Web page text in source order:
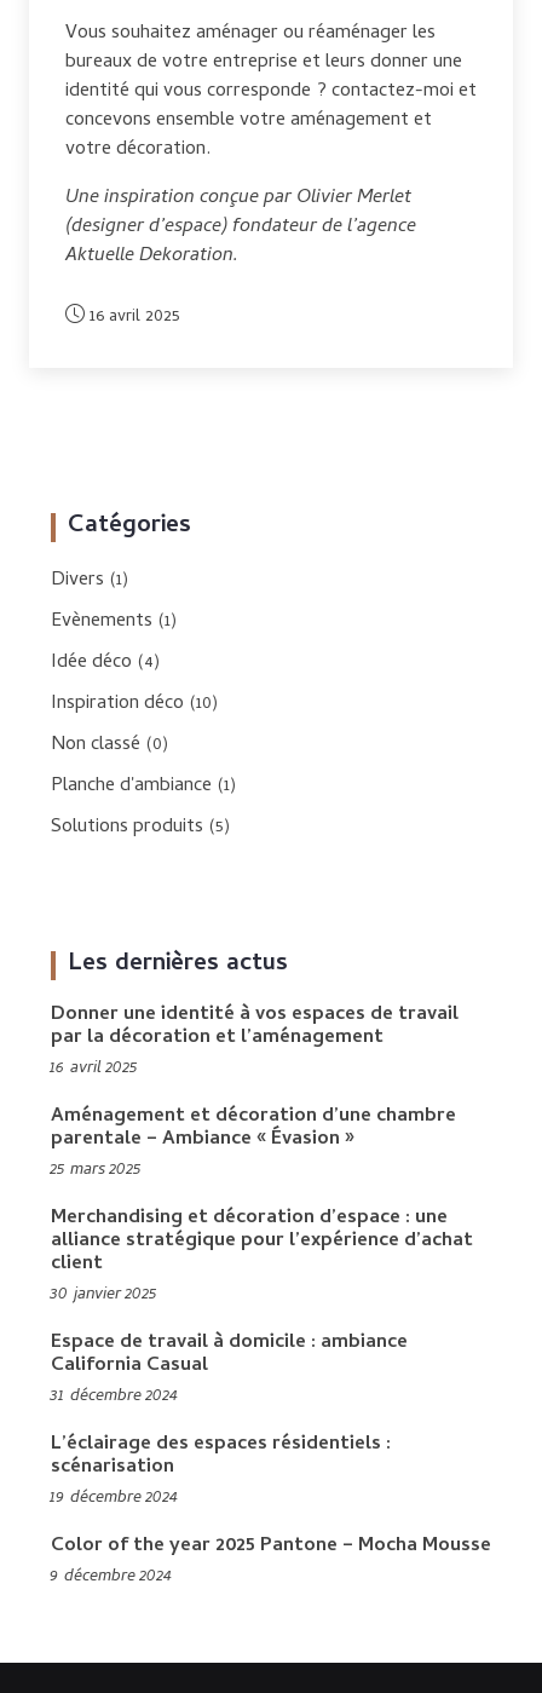
Vous souhaitez aménager ou réaménager les
bureaux de votre entreprise et leurs donner une
identité qui vous corresponde ? contactez-moi et
concevons ensemble votre aménagement et
votre décoration.
Une inspiration conçue par Olivier Merlet
(designer d’espace) fondateur de l’agence
Aktuelle Dekoration.
16 avril 2025
Catégories
Divers (1)
Evènements (1)
Idée déco (4)
Inspiration déco (10)
Non classé (0)
Planche d'ambiance (1)
Solutions produits (5)
Les dernières actus
Donner une identité à vos espaces de travail
par la décoration et l’aménagement
16 avril 2025
Aménagement et décoration d’une chambre
parentale – Ambiance « Évasion »
25 mars 2025
Merchandising et décoration d’espace : une
alliance stratégique pour l’expérience d’achat
client
30 janvier 2025
Espace de travail à domicile : ambiance
California Casual
31 décembre 2024
L’éclairage des espaces résidentiels :
scénarisation
19 décembre 2024
Color of the year 2025 Pantone – Mocha Mousse
9 décembre 2024